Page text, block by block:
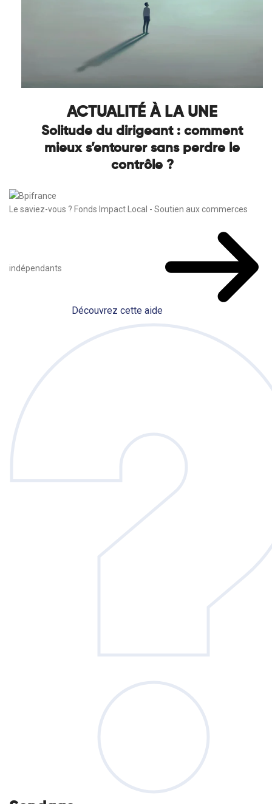
ACTUALITÉ À LA UNE
Solitude du dirigeant : comment
mieux s’entourer sans perdre le
contrôle ?
Le saviez-vous ? Fonds Impact Local - Soutien aux commerces
indépendants
Découvrez cette aide